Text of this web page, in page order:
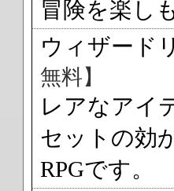
冒険を楽し
ウィザード
無料】
レアなアイ
セットの効
RPGです。